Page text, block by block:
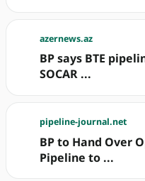
azernews.az
BP says BTE
SOCAR ...
pipeline-journal.net
BP to Hand Over
Pipeline to ...